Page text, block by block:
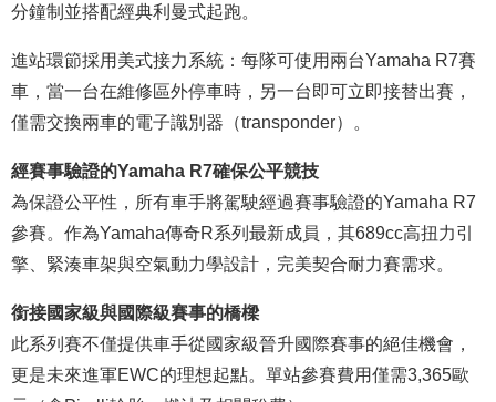
分鐘制並搭配經典利曼式起跑。
進站環節採用美式接力系統：每隊可使用兩台Yamaha R7賽
車，當一台在維修區外停車時，另一台即可立即接替出賽，
僅需交換兩車的電子識別器（transponder）。
經賽事驗證的Yamaha R7確保公平競技
為保證公平性，所有車手將駕駛經過賽事驗證的Yamaha R7
參賽。作為Yamaha傳奇R系列最新成員，其689cc高扭力引
擎、緊湊車架與空氣動力學設計，完美契合耐力賽需求。
銜接國家級與國際級賽事的橋樑
此系列賽不僅提供車手從國家級晉升國際賽事的絕佳機會，
更是未來進軍EWC的理想起點。單站參賽費用僅需3,365歐